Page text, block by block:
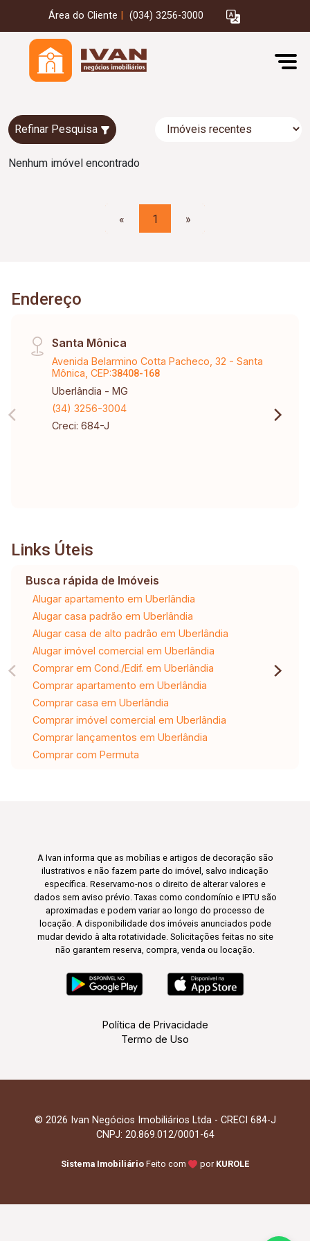
Área do Cliente (034) 3256-3000
Refinar Pesquisa
Nenhum imóvel encontrado
« 1 »
Endereço
Santa Mônica
Avenida Belarmino Cotta Pacheco, 32 - Santa
Mônica, CEP:38408-168
Uberlândia - MG
(34) 3256-3004
Creci: 684-J
Links Úteis
Busca rápida de Imóveis
Alugar apartamento em Uberlândia
Alugar casa padrão em Uberlândia
Alugar casa de alto padrão em Uberlândia
Alugar imóvel comercial em Uberlândia
Comprar em Cond./Edif. em Uberlândia
Comprar apartamento em Uberlândia
Comprar casa em Uberlândia
Comprar imóvel comercial em Uberlândia
Comprar lançamentos em Uberlândia
Comprar com Permuta
A Ivan informa que as mobílias e artigos de decoração são
ilustrativos e não fazem parte do imóvel, salvo indicação
específica. Reservamo-nos o direito de alterar valores e
dados sem aviso prévio. Taxas como condomínio e IPTU são
aproximadas e podem variar ao longo do processo de
locação. A disponibilidade dos imóveis anunciados pode
mudar devido à alta rotatividade. Solicitações feitas no site
não garantem reserva, compra, venda ou locação.
Política de Privacidade
Termo de Uso
© 2026 Ivan Negócios Imobiliários Ltda - CRECI 684-J
CNPJ: 20.869.012/0001-64
Sistema Imobiliário Feito com por KUROLE